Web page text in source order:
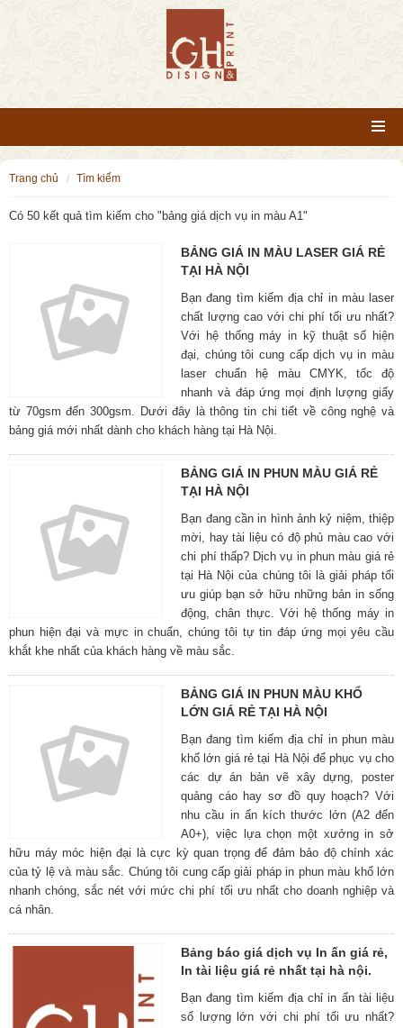
trang chủ tìm kiếm
Có 50 kết quả tìm kiếm cho " bảng giá dịch vụ in màu A1"
BẢNG GIÁ IN MÀU LASER GIÁ RẺ
TẠI HÀ NỘI
Bạn đang tìm kiếm địa chỉ in màu laser
chất lượng cao với chi phí tối ưu nhất?
Với hệ thống máy in kỹ thuật số hiện
đại, chúng tôi cung cấp dịch vụ in màu
laser chuẩn hệ màu CMYK, tốc độ
nhanh và đáp ứng mọi định lượng giấy
từ 70gsm đến 300gsm. Dưới đây là thông tin chi tiết về công nghệ và
bảng giá mới nhất dành cho khách hàng tại Hà Nội.
BẢNG GIÁ IN PHUN MÀU GIÁ RẺ
TẠI HÀ NỘI
Bạn đang cần in hình ảnh kỷ niệm, thiệp
mời, hay tài liệu có độ phủ màu cao với
chi phí thấp? Dịch vụ in phun màu giá rẻ
tại Hà Nội của chúng tôi là giải pháp tối
ưu giúp bạn sở hữu những bản in sống
động, chân thực. Với hệ thống máy in
phun hiện đại và mực in chuẩn, chúng tôi tự tin đáp ứng mọi yêu cầu
khắt khe nhất của khách hàng về màu sắc.
BẢNG GIÁ IN PHUN MÀU KHỔ
LỚN GIÁ RẺ TẠI HÀ NỘI
Bạn đang tìm kiếm địa chỉ in phun màu
khổ lớn giá rẻ tại Hà Nội để phục vụ cho
các dự án bản vẽ xây dựng, poster
quảng cáo hay sơ đồ quy hoạch? Với
nhu cầu in ấn kích thước lớn (A2 đến
A0+), việc lựa chọn một xưởng in sở
hữu máy móc hiện đại là cực kỳ quan trọng để đảm bảo độ chính xác
của tỷ lệ và màu sắc. Chúng tôi cung cấp giải pháp in phun màu khổ lớn
nhanh chóng, sắc nét với mức chi phí tối ưu nhất cho doanh nghiệp và
cá nhân.
Bảng báo giá dịch vụ In ấn giá rẻ,
In tài liệu giá rẻ nhất tại hà nội.
Bạn đang tìm kiếm địa chỉ in ấn tài liệu
số lượng lớn với chi phí tối ưu nhất?